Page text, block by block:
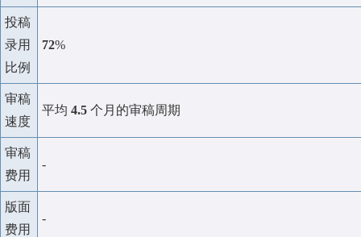
投稿
录用
比例
72%
审稿
速度
平均 4.5 个月的审稿周期
审稿
费用
-
版面
费用
-